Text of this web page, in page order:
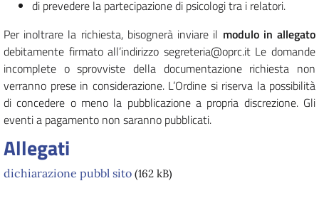
di prevedere la partecipazione di psicologi tra i relatori.
Per inoltrare la richiesta, bisognerà inviare il modulo in allegato
debitamente firmato all’indirizzo segreteria@oprc.it Le domande
incomplete o sprovviste della documentazione richiesta non
verranno prese in considerazione. L’Ordine si riserva la possibilità
di concedere o meno la pubblicazione a propria discrezione. Gli
eventi a pagamento non saranno pubblicati.
Allegati
dichiarazione pubbl sito (162 kB)